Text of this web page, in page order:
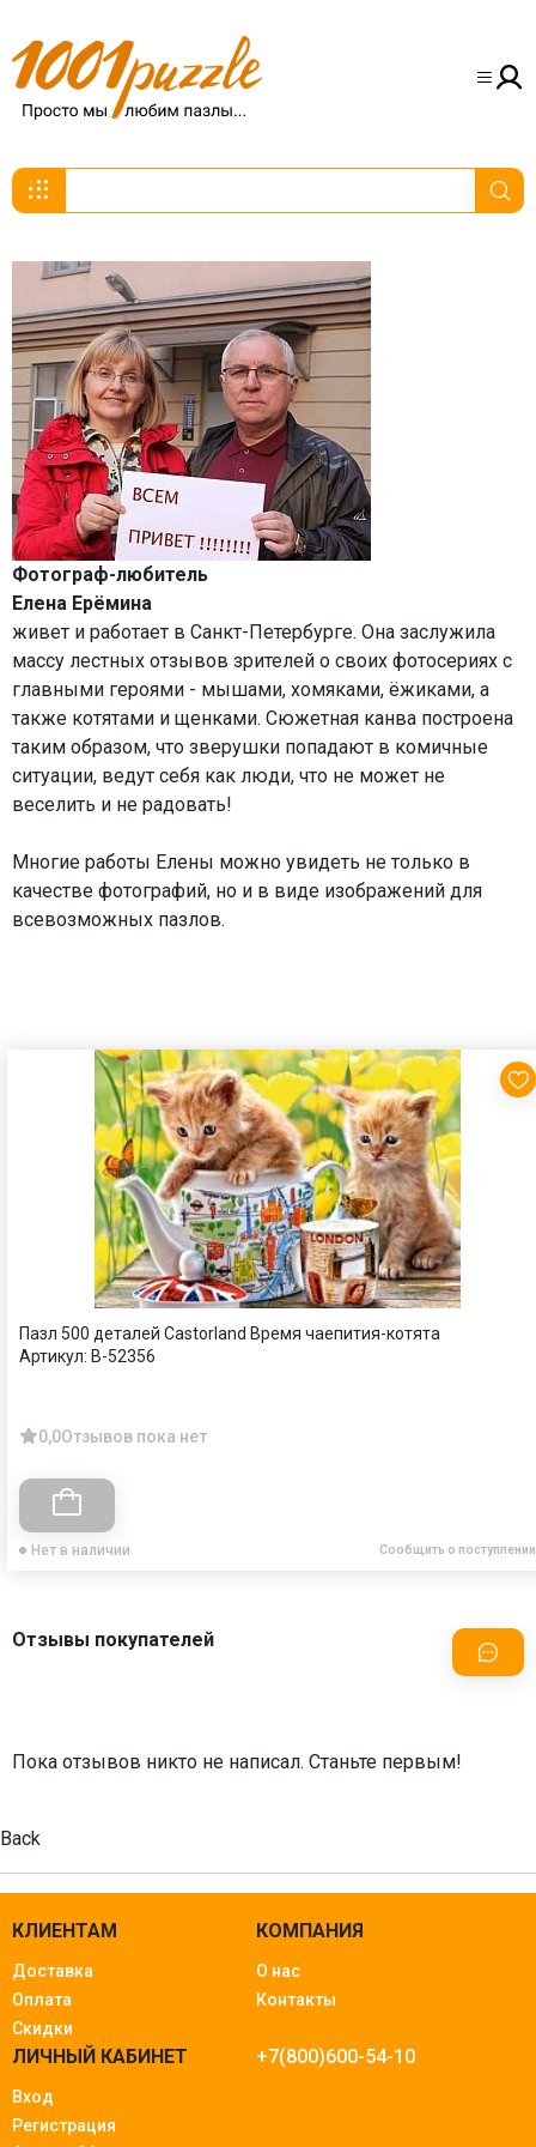
Фотограф-любитель
Елена Ерёмина
живет и работает в Санкт-Петербурге. Она заслужила
массу лестных отзывов зрителей о своих фотосериях с
главными героями - мышами, хомяками, ёжиками, а
также котятами и щенками. Сюжетная канва построена
таким образом, что зверушки попадают в комичные
ситуации, ведут себя как люди, что не может не
веселить и не радовать!
Многие работы Елены можно увидеть не только в
качестве фотографий, но и в виде изображений для
всевозможных пазлов.
Пазл 500 деталей Castorland Время чаепития-котята
Артикул: B-52356
0,0Отзывов пока нет
Нет в наличии Сообщить о поступлении
Отзывы покупателей
Пока отзывов никто не написал. Станьте первым!
Back
КЛИЕНТАМ
Доставка
Оплата
Скидки
КОМПАНИЯ
О нас
Контакты
ЛИЧНЫЙ КАБИНЕТ
Вход
Регистрация
+7(800)600-54-10